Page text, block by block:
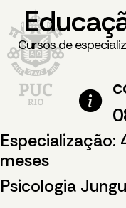
Cursos de
Especialização:
meses
Psicologia